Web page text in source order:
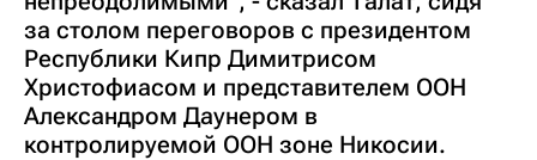
за столом переговоров с президентом
Республики Кипр Димитрисом
Христофиасом и представителем ООН
Александром Даунером в
контролируемой ООН зоне Никосии.